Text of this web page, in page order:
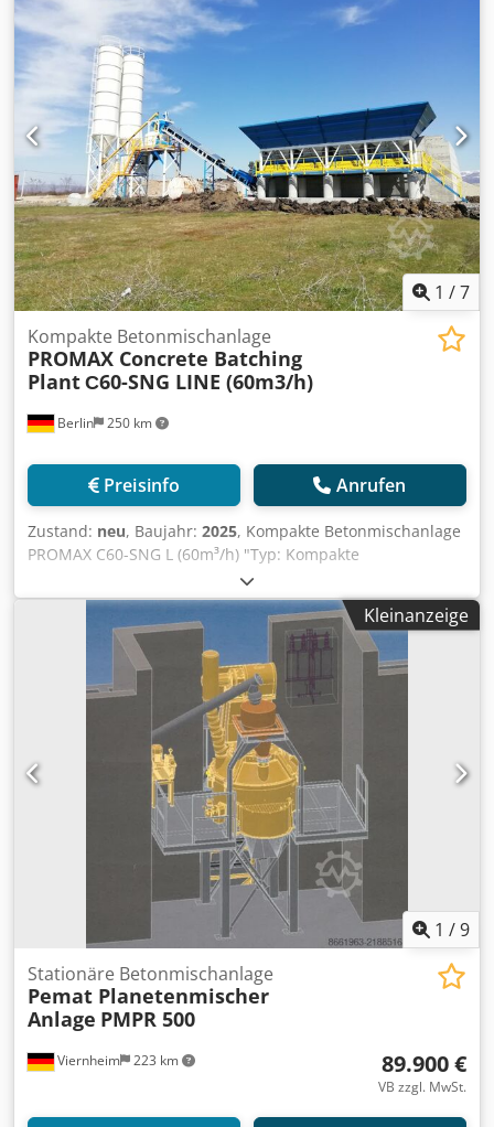
1 /7
Berlin 250 km
Kompakte Betonmischanlage
PROMAX Concrete Batching
PlantС60-SNG LINE (60m3/h)
Preisinfo Anrufen
Zustand: neu, Baujahr: 2025, Kompakte Betonmischanlage
PROMAX C60-SNG L (60m³/h) "Typ: Kompakte
Betonmischanlage mit Einwellenmischer Dsdeflz Hfepfx Ah
Dokr Kapazität: 60 m³ / Stunde frisch gepresster Beton
Mischerkapazität: 1500/1000 lt (1m³ Druckbeton)
Zentralschmiersystem Marke: ILC (Made in Italy)
Steuersystem: Vollautomatischer PC - SPS - Drucker.
Elektronische Ausrüstung: Siemens Andere Ausrüstung
und Zubehör: Italienisch Unbegrenzte Benutzer und
Fernzugriff Sehr geringe Transportkosten: Zwei Container.
Die Installation und Inbetriebnahme der Anlage liegt in
unserer Verantwortung. Wir bieten einen exzellenten
After-Sales-Service. 24/7 DIENSTLEISTUNGEN. Export von
mehr als 1000 Betonfertigungsanlagen in mehr als 90
Länder auf der ganzen Welt. * NIEDRIGE VERSANDKOSTEN
(zwei 40F-OT-Container oder zwei Standard-Anhänger) *
SCHNELLE INSTALLATION * EINFACHE UND EINFACHE
Kleinanzeige
1 /9
Viernheim 223 km
Stationäre Betonmischanlage
Pemat Planetenmischer
Anlage PMPR 500
89.900 €
VB zzgl. MwSt.